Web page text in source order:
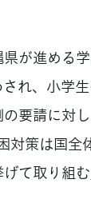
が進める
れ、小学
要請に対
対策は国
て取り組む